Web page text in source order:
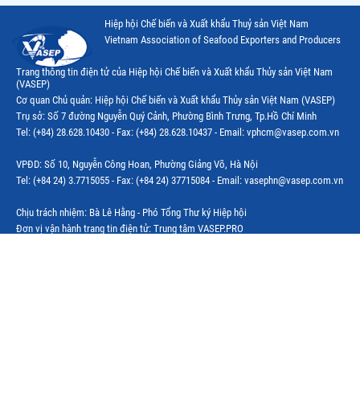
Hiệp hội Chế biến và Xuất khẩu Thuỷ sản Việt Nam
Vietnam Association of Seafood Exporters and Producers
Trang thông tin điện tử của Hiệp hội Chế biến và Xuất khẩu Thủy sản Việt Nam
(VASEP)
Cơ quan Chủ quản: Hiệp hội Chế biến và Xuất khẩu Thủy sản Việt Nam (VASEP)
Trụ sở: Số 7 đường Nguyễn Quý Cảnh, Phường Bình Trưng, Tp.Hồ Chí Minh
Tel: (+84) 28.628.10430 - Fax: (+84) 28.628.10437 - Email: vphcm@vasep.com.vn
VPĐD: Số 10, Nguyễn Công Hoan, Phường Giảng Võ, Hà Nội
Tel: (+84 24) 3.7715055 - Fax: (+84 24) 37715084 - Email: vasephn@vasep.com.vn
Chịu trách nhiệm: Bà Lê Hằng - Phó Tổng Thư ký Hiệp hội
Đơn vị vận hành trang tin điện tử: Trung tâm VASEP.PRO